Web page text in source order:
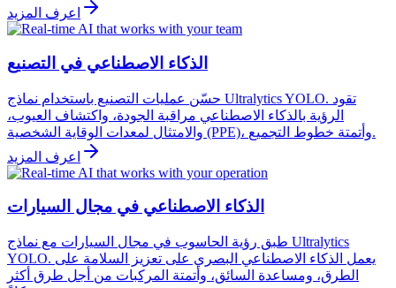
اعرف المزيد
الذكاء الاصطناعي في التصنيع
حسّن عمليات التصنيع باستخدام نماذج Ultralytics YOLO. تقود
الرؤية بالذكاء الاصطناعي مراقبة الجودة، واكتشاف العيوب،
والامتثال لمعدات الوقاية الشخصية (PPE)، وأتمتة خطوط التجميع.
اعرف المزيد
الذكاء الاصطناعي في مجال السيارات
طبق رؤية الحاسوب في مجال السيارات مع نماذج Ultralytics
YOLO. يعمل الذكاء الاصطناعي البصري على تعزيز السلامة على
الطرق، ومساعدة السائق، وأتمتة المركبات من أجل طرق أكثر